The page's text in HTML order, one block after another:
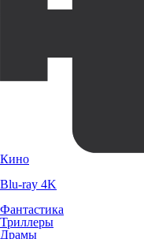
Кино
Blu-ray 4K
Фантастика
Триллеры
Драмы